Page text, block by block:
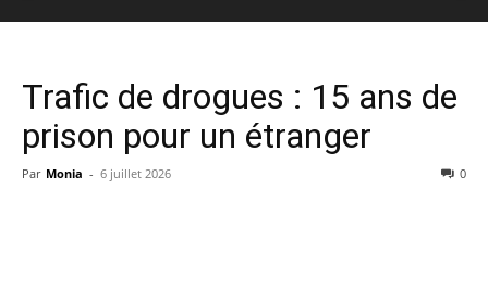
Trafic de drogues : 15 ans de
prison pour un étranger
Par Monia - 6 juillet 2026 0